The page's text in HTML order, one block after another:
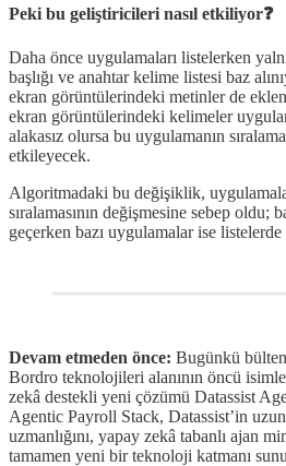
Peki bu geliştiricileri nasıl etkiliyor❓
Daha önce uygulamaları listelerken
başlığı ve anahtar kelime listesi baz
ekran görüntülerindeki metinler de
ekran görüntülerindeki kelimeler
alakasız olursa bu uygulamanın
etkileyecek.
Algoritmadaki bu değişiklik,
sıralamasının değişmesine sebep oldu;
geçerken bazı uygulamalar ise listelerde
Devam etmeden önce: Bugünkü
Bordro teknolojileri alanının öncü
zekâ destekli yeni çözümü Datassist
Agentic Payroll Stack, Datassist’in
uzmanlığını, yapay zekâ tabanlı ajan
tamamen yeni bir teknoloji katmanı